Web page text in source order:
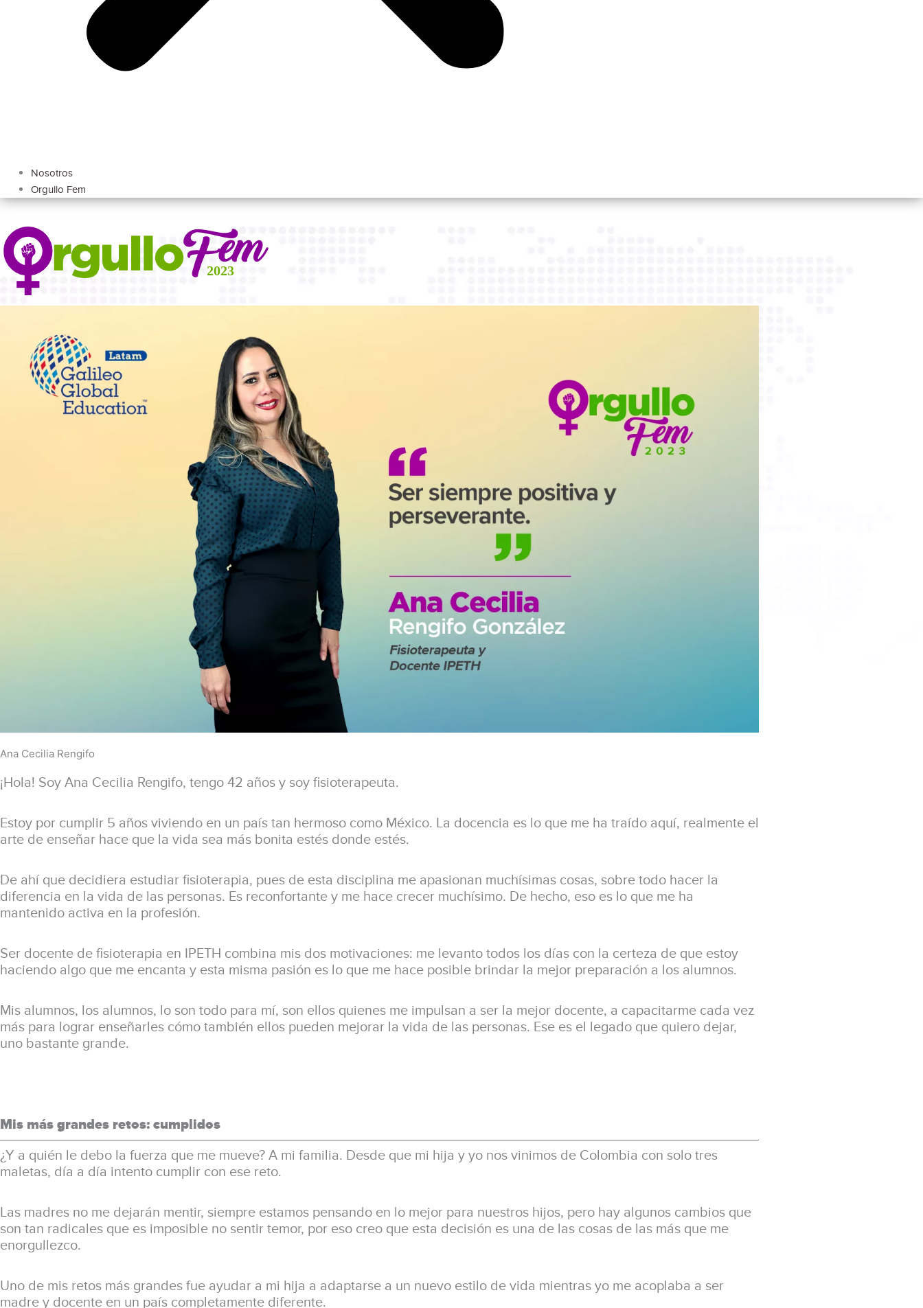
Nosotros
Orgullo Fem
Ana Cecilia Rengifo
¡Hola! Soy Ana Cecilia Rengifo, tengo 42 años y soy fisioterapeuta.
Estoy por cumplir 5 años viviendo en un país tan hermoso como México. La docencia es lo que me ha traído aquí, realmente el
arte de enseñar hace que la vida sea más bonita estés donde estés.
De ahí que decidiera estudiar fisioterapia, pues de esta disciplina me apasionan muchísimas cosas, sobre todo hacer la
diferencia en la vida de las personas. Es reconfortante y me hace crecer muchísimo. De hecho, eso es lo que me ha
mantenido activa en la profesión.
Ser docente de fisioterapia en IPETH combina mis dos motivaciones: me levanto todos los días con la certeza de que estoy
haciendo algo que me encanta y esta misma pasión es lo que me hace posible brindar la mejor preparación a los alumnos.
Mis alumnos, los alumnos, lo son todo para mí, son ellos quienes me impulsan a ser la mejor docente, a capacitarme cada vez
más para lograr enseñarles cómo también ellos pueden mejorar la vida de las personas. Ese es el legado que quiero dejar,
uno bastante grande.
Mis más grandes retos: cumplidos
¿Y a quién le debo la fuerza que me mueve? A mi familia. Desde que mi hija y yo nos vinimos de Colombia con solo tres
maletas, día a día intento cumplir con ese reto.
Las madres no me dejarán mentir, siempre estamos pensando en lo mejor para nuestros hijos, pero hay algunos cambios que
son tan radicales que es imposible no sentir temor, por eso creo que esta decisión es una de las cosas de las más que me
enorgullezco.
Uno de mis retos más grandes fue ayudar a mi hija a adaptarse a un nuevo estilo de vida mientras yo me acoplaba a ser
madre y docente en un país completamente diferente.